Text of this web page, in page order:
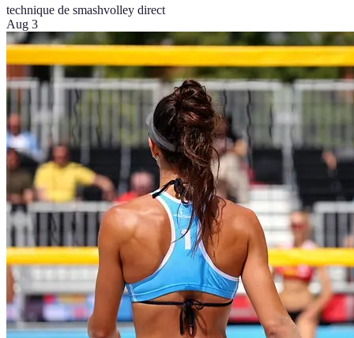
technique de smashvolley direct
Aug 3